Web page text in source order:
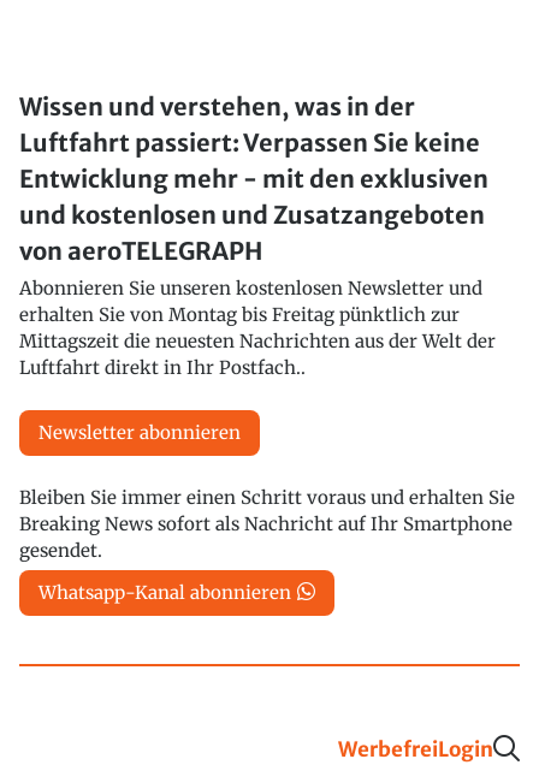
Wissen und verstehen, was in der
Luftfahrt passiert: Verpassen Sie keine
Entwicklung mehr - mit den exklusiven
und kostenlosen und Zusatzangeboten
von aeroTELEGRAPH
Abonnieren Sie unseren kostenlosen Newsletter und
erhalten Sie von Montag bis Freitag pünktlich zur
Mittagszeit die neuesten Nachrichten aus der Welt der
Luftfahrt direkt in Ihr Postfach..
Newsletter abonnieren
Bleiben Sie immer einen Schritt voraus und erhalten Sie
Breaking News sofort als Nachricht auf Ihr Smartphone
gesendet.
Whatsapp-Kanal abonnieren
WerbefreiLogin